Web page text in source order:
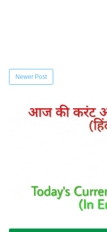
Newer Post